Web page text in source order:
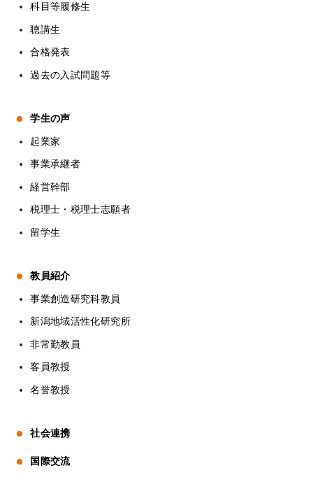
科目等履修生
聴講生
合格発表
過去の入試問題等
学生の声
起業家
事業承継者
経営幹部
税理士・税理士志願者
留学生
教員紹介
事業創造研究科教員
新潟地域活性化研究所
非常勤教員
客員教授
名誉教授
社会連携
国際交流